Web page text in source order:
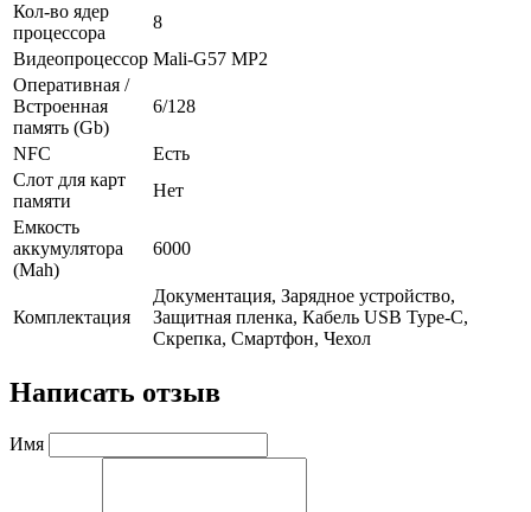
Кол-во ядер
процессора
8
Видеопроцессор Mali-G57 MP2
Оперативная /
Встроенная
память (Gb)
6/128
NFC
Есть
Слот для карт
памяти
Нет
Емкость
аккумулятора
(Mah)
6000
Комплектация
Документация, Зарядное устройство,
Защитная пленка, Кабель USB Type-C,
Скрепка, Смартфон, Чехол
Написать отзыв
Имя